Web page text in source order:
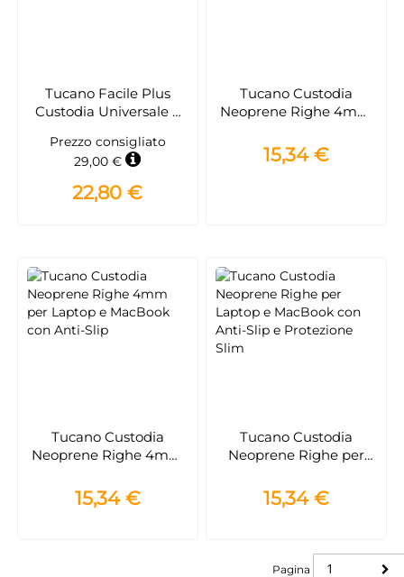
Tucano Facile Plus
Custodia Universale a
a 13 pollici
Prezzo consigliato
29,00 €
22,80 €
Tucano Custodia
Neoprene Righe 4mm
con Anti-Slip System
15,34 €
Tucano Custodia
Neoprene Righe 4mm
con Anti-Slip
15,34 €
Tucano Custodia
Neoprene Righe per
Anti-Slip e Protezione
Slim
15,34 €
Pagina
Pagina